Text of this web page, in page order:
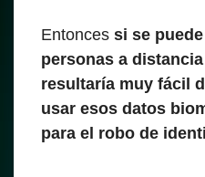
Entonces si se
personas a
resultaría muy fácil
usar esos datos
para el robo de